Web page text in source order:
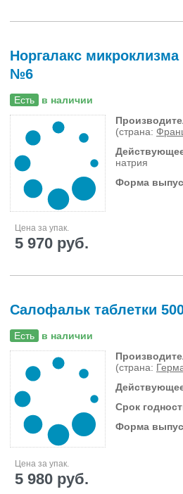
Норгалакс
№6
Есть в наличии
(страна:
натрия
Форма
Цена за упак.
5 970 руб.
Салофальк таблетки
Есть в наличии
(страна:
Срок
Форма
Цена за упак.
5 980 руб.